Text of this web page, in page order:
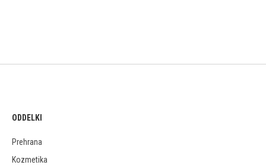
ODDELKI
Prehrana
Kozmetika